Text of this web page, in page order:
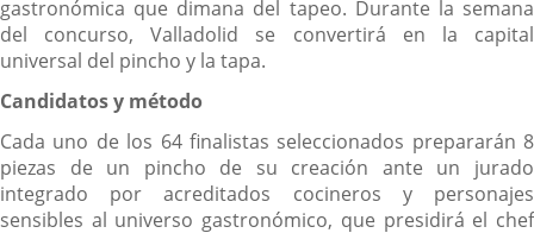
gastronómica que dimana del tapeo. Durante la semana
del concurso, Valladolid se convertirá en la capital
universal del pincho y la tapa.
Candidatos y método
Cada uno de los 64 finalistas seleccionados prepararán 8
piezas de un pincho de su creación ante un jurado
integrado por acreditados cocineros y personajes
sensibles al universo gastronómico, que presidirá el chef